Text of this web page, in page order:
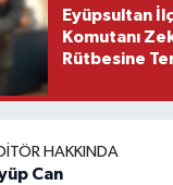
Eyüpsultan
Komutanı
Rütbesine
HAKKINDA
Can